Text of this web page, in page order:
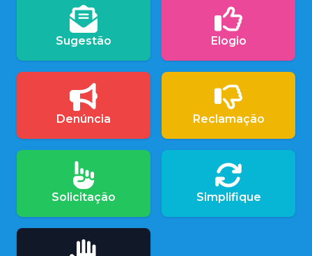
Sugestão Elogio
Denúncia Reclamação
Solicitação Simplifique